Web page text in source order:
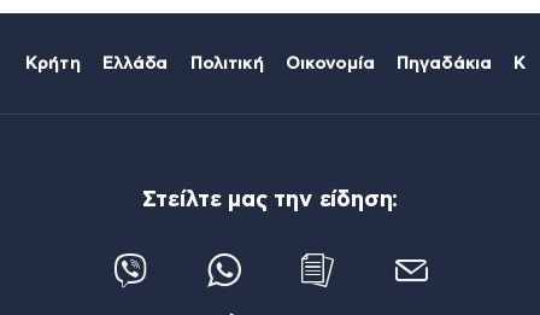
Κρήτη Ελλάδα Πολιτική Οικονομία Πηγαδάκια
Στείλτε μας την είδηση: